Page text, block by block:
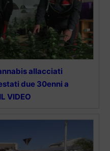
allacciati
due 30enni a
VIDEO